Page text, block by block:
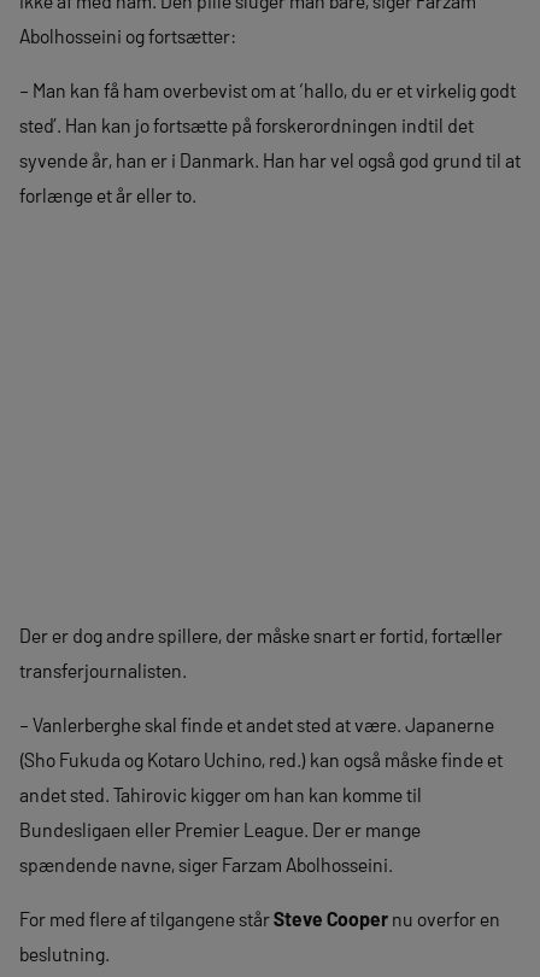
Abolhosseini og fortsætter:
– Man kan få ham overbevist om at ‘hallo, du er et virkelig godt
sted’. Han kan jo fortsætte på forskerordningen indtil det
syvende år, han er i Danmark. Han har vel også god grund til at
forlænge et år eller to.
Der er dog andre spillere, der måske snart er fortid, fortæller
transferjournalisten.
– Vanlerberghe skal finde et andet sted at være. Japanerne
(Sho Fukuda og Kotaro Uchino, red.) kan også måske finde et
andet sted. Tahirovic kigger om han kan komme til
Bundesligaen eller Premier League. Der er mange
spændende navne, siger Farzam Abolhosseini.
For med flere af tilgangene stårSteve Cooper nu overfor en
beslutning.